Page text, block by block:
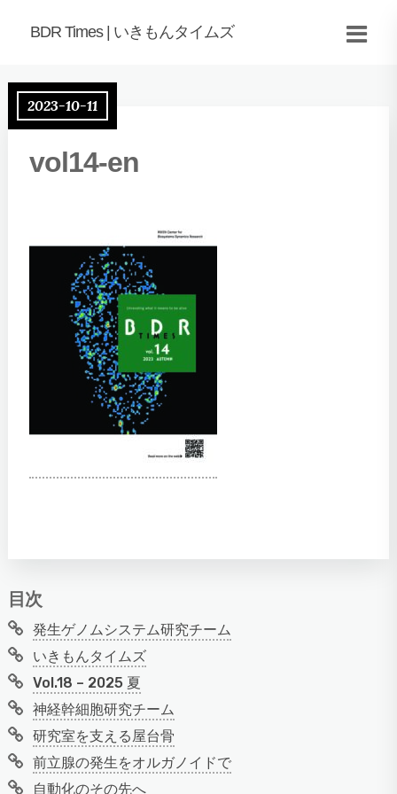
BDR Times | いきもんタイムズ
2023-10-11
vol14-en
目次
発生ゲノムシステム研究チーム
いきもんタイムズ
Vol.18 – 2025 夏
神経幹細胞研究チーム
研究室を支える屋台骨
前立腺の発生をオルガノイドで
自動化のその先へ